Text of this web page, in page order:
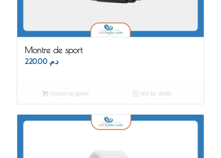
Montre de sport
د.م. 220.00
Ajouter au panier Voir les détails